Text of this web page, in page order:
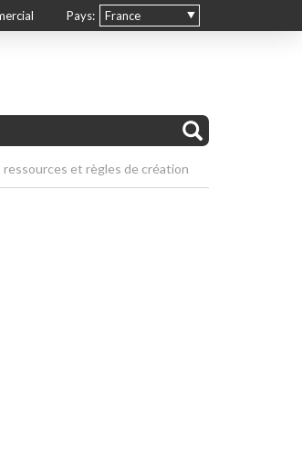
Pays: France
ressources et règles de création